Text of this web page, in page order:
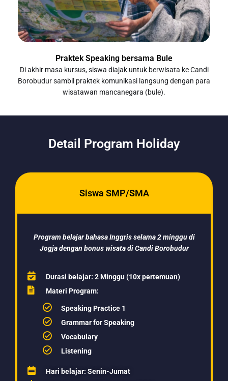
Praktek Speaking bersama Bule
Di akhir masa kursus, siswa diajak untuk berwisata ke Candi
Borobudur sambil praktek komunikasi langsung dengan para
wisatawan mancanegara (bule).
Detail Program Holiday
Siswa SMP/SMA
Program belajar bahasa Inggris selama 2 minggu di
Jogja dengan bonus wisata di Candi Borobudur
Durasi belajar: 2 Minggu (10x pertemuan)
Materi Program:
Speaking Practice 1
Grammar for Speaking
Vocabulary
Listening
Hari belajar: Senin-Jumat